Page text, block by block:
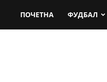
SuperSport.mk
ПОЧЕТНА ФУДБАЛ